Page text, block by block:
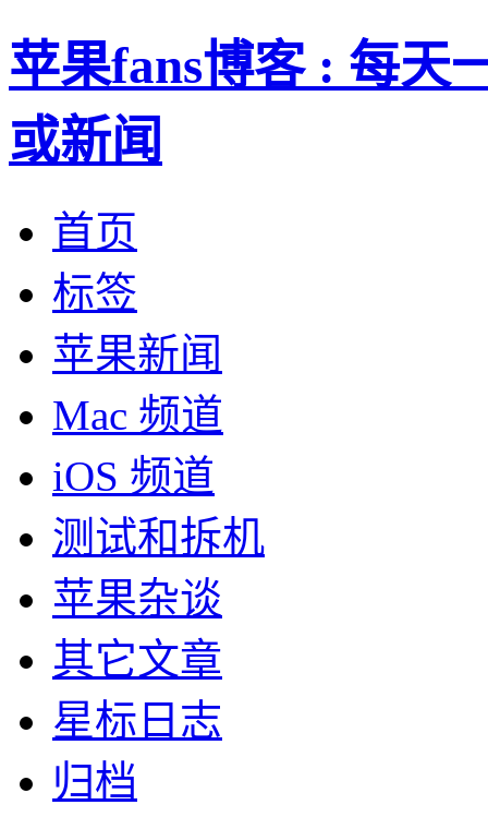
苹果fans博客 : 每天
或新闻
首页
标签
苹果新闻
Mac 频道
iOS 频道
测试和拆机
苹果杂谈
其它文章
星标日志
归档